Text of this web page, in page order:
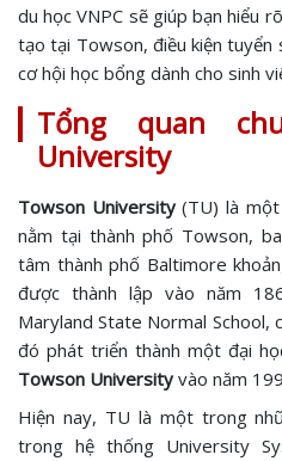
du học VNPC sẽ giúp bạn hiểu
tạo tại Towson, điều kiện tuyển
cơ hội học bổng dành cho sinh
Tổng quan
University
Towson University(TU) là một
nằm tại thành phố Towson,
tâm thành phố Baltimore
được thành lập vào năm
Maryland State Normal School,
đó phát triển thành một đại
Towson University vào năm
Hiện nay, TU là một trong
trong hệ thống University